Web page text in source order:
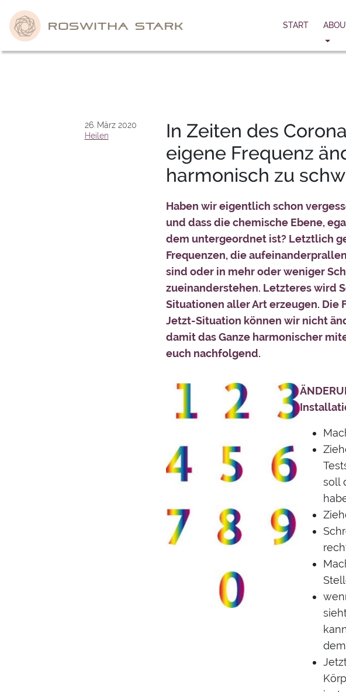
content
START
26. März 2020
Heilen
In Zeiten des
eigene Frequenz
harmonisch zu
Haben wir eigentlich schon
und dass die chemische Ebene,
dem untergeordnet ist? Letztlich
Frequenzen, die
sind oder in mehr oder weniger
zueinanderstehen. Letzteres wird
Situationen aller Art erzeugen. Die
Jetzt-Situation können wir nicht
damit das Ganze harmonischer
euch nachfolgend.
soll